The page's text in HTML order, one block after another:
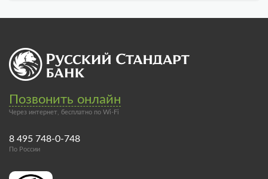
Позвонить онлайн
Через интернет, бесплатно по Wi-Fi
8 495 748-0-748
По России